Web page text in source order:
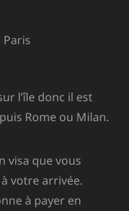
Paris
l’île donc il est
Rome ou Milan.
visa que vous
votre arrivée.
à payer en